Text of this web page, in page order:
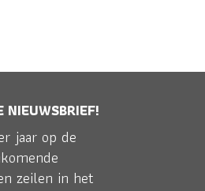
NIEUWSBRIEF!
jaar op de
zeilen in het